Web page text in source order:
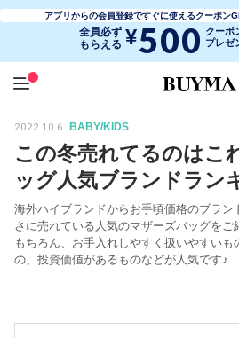
アプリからの会員登録ですぐに使えるクーポン
全員必ず
もらえる ¥500 クーポ
プレゼ
2022.10.6 BABY/KIDS
この冬売れてるのはこ
ッグ人気ブランドラン
海外ハイブランドからお手頃価格のブラン
さに売れている人気のマザーズバッグを
もちろん、お手入れしやすく扱いやすいも
の、投資価値があるものなどが人気です♪